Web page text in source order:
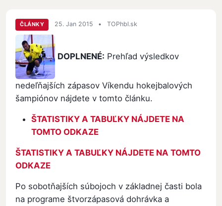
ČLÁNKY 25. Jan 2015 • TOPhbl.sk
DOPLNENÉ: Prehľad výsledkov
nedeľňajších zápasov Víkendu hokejbalových
šampiónov nájdete v tomto článku.
ŠTATISTIKY A TABUĽKY NÁJDETE NA
TOMTO ODKAZE
ŠTATISTIKY A TABUĽKY NÁJDETE NA TOMTO
ODKAZE
Po sobotňajších súbojoch v základnej časti bola
na programe štvorzápasová dohrávka a